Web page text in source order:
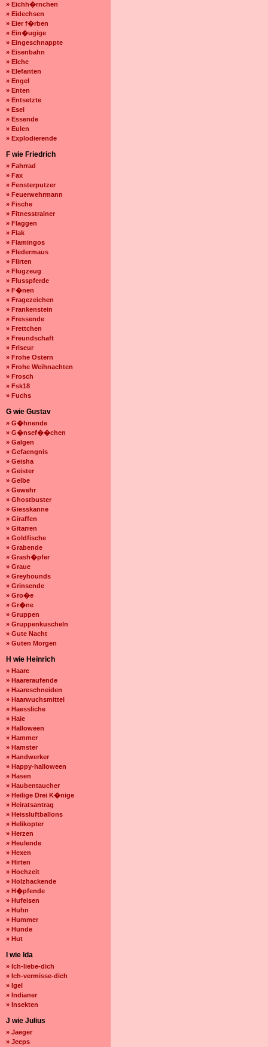
» Eichh�rnchen
» Eidechsen
» Eier f�rben
» Ein�ugige
» Eingeschnappte
» Eisenbahn
» Elche
» Elefanten
» Engel
» Enten
» Entsetzte
» Esel
» Essende
» Eulen
» Explodierende
F wie Friedrich
» Fahrrad
» Fax
» Fensterputzer
» Feuerwehrmann
» Fische
» Fitnesstrainer
» Flaggen
» Flak
» Flamingos
» Fledermaus
» Flirten
» Flugzeug
» Flusspferde
» F�nen
» Fragezeichen
» Frankenstein
» Fressende
» Frettchen
» Freundschaft
» Friseur
» Frohe Ostern
» Frohe Weihnachten
» Frosch
» Fsk18
» Fuchs
G wie Gustav
» G�hnende
» G�nsef��chen
» Galgen
» Gefaengnis
» Geisha
» Geister
» Gelbe
» Gewehr
» Ghostbuster
» Giesskanne
» Giraffen
» Gitarren
» Goldfische
» Grabende
» Grash�pfer
» Graue
» Greyhounds
» Grinsende
» Gro�e
» Gr�ne
» Gruppen
» Gruppenkuscheln
» Gute Nacht
» Guten Morgen
H wie Heinrich
» Haare
» Haareraufende
» Haareschneiden
» Haarwuchsmittel
» Haessliche
» Haie
» Halloween
» Hammer
» Hamster
» Handwerker
» Happy-halloween
» Hasen
» Haubentaucher
» Heilige Drei K�nige
» Heiratsantrag
» Heissluftballons
» Helikopter
» Herzen
» Heulende
» Hexen
» Hirten
» Hochzeit
» Holzhackende
» H�pfende
» Hufeisen
» Huhn
» Hummer
» Hunde
» Hut
I wie Ida
» Ich-liebe-dich
» Ich-vermisse-dich
» Igel
» Indianer
» Insekten
J wie Julius
» Jaeger
» Jeeps